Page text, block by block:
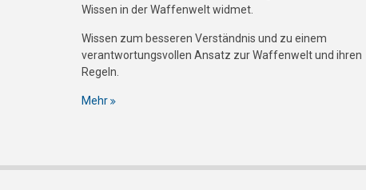
Wissen in der Waffenwelt widmet.
Wissen zum besseren Verständnis und zu einem
verantwortungsvollen Ansatz zur Waffenwelt und ihren
Regeln.
Mehr